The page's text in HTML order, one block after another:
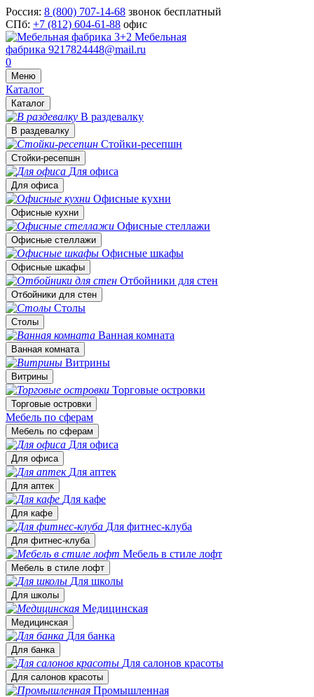
Россия: 8 (800) 707-14-68 звонок бесплатный
СПб: +7 (812) 604-61-88 офис
Мебельная
фабрика 9217824448@mail.ru
0
Меню
Каталог
Каталог
В раздевалку
В раздевалку
Стойки-ресепшн
Стойки-ресепшн
Для офиса
Для офиса
Офисные кухни
Офисные кухни
Офисные стеллажи
Офисные стеллажи
Офисные шкафы
Офисные шкафы
Отбойники для стен
Отбойники для стен
Столы
Столы
Ванная комната
Ванная комната
Витрины
Витрины
Торговые островки
Торговые островки
Мебель по сферам
Мебель по сферам
Для офиса
Для офиса
Для аптек
Для аптек
Для кафе
Для кафе
Для фитнес-клуба
Для фитнес-клуба
Мебель в стиле лофт
Мебель в стиле лофт
Для школы
Для школы
Медицинская
Медицинская
Для банка
Для банка
Для салонов красоты
Для салонов красоты
Промышленная